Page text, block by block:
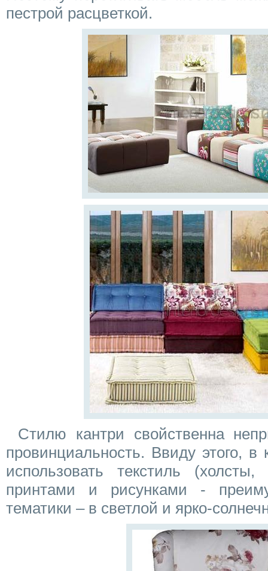
пестрой расцветкой.
Стилю кантри свойственна
провинциальность. Ввиду этого, в
использовать текстиль
принтами и рисунками -
тематики – в светлой и ярко-